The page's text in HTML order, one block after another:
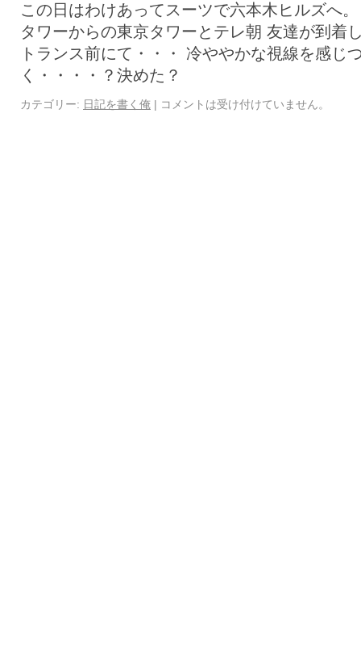
この日はわけあってスーツで六本木ヒルズへ
タワーからの東京タワーとテレ朝 友達が到着
トランス前にて・・・ 冷ややかな視線を感じ
く・・・・？決めた？
カテゴリー: 日記を書く俺 | コメントは受け付けていません。